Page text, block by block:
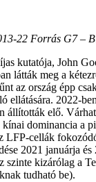
22 Forrás G7 –
kutatója, John
látták meg a
az ország épp
ellátására. 2022-
állították elő.
dominancia a
LFP-cellák
2021 januárja és
szinte kizárólag a
tudható be).